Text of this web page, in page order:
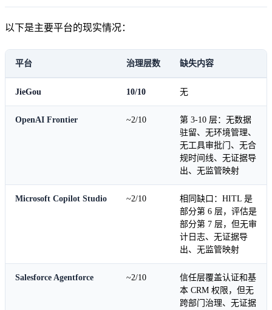
以下是主要平台的现实情况：
平台 治理层数 缺失内容
JieGou 10/10 无
OpenAI Frontier ~2/10
第 3-10 层：无数据
驻留、无环境管理、
无工具审批门、无合
规时间线、无证据导
出、无监管映射
Microsoft Copilot Studio ~2/10
相同缺口：HITL 是
部分第 6 层，评估是
部分第 7 层，但无审
计日志、无证据导
出、无监管映射
Salesforce Agentforce ~2/10
信任层覆盖认证和基
本 CRM 权限，但无
跨部门治理、无证据